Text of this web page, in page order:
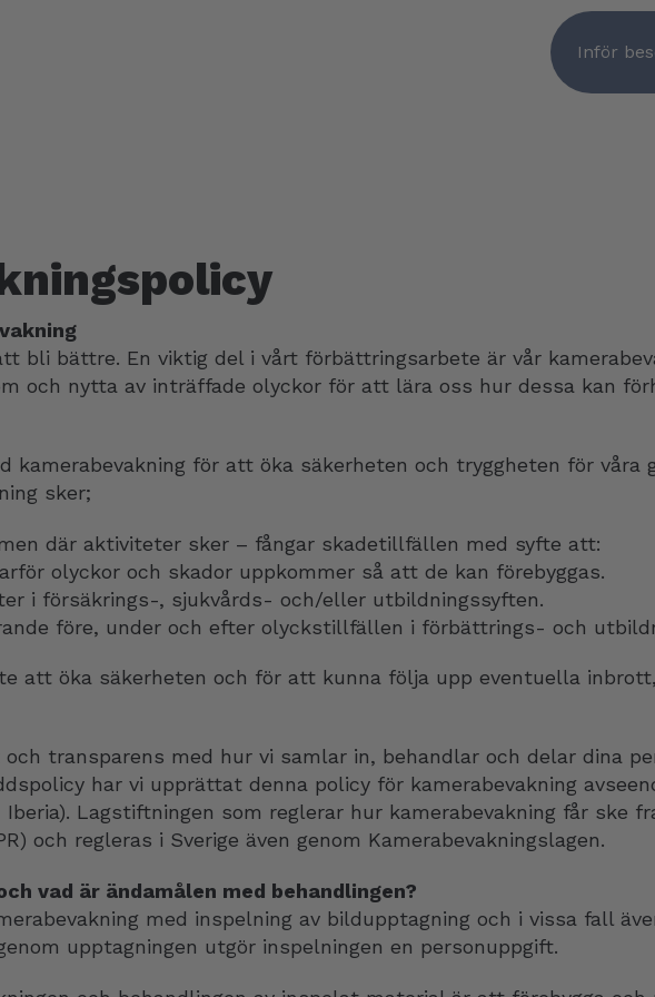
Inför
bli bättre. En viktig del i vårt förbättringsarbete är vår
och nytta av inträffade olyckor för att lära oss hur dessa kan
kamerabevakning för att öka säkerheten och tryggheten för
sker;
där aktiviteter sker – fångar skadetillfällen med syfte att:
olyckor och skador uppkommer så att de kan förebyggas.
i försäkrings-, sjukvårds- och/eller utbildningssyften.
före, under och efter olyckstillfällen i förbättrings- och
att öka säkerheten och för att kunna följa upp eventuella
transparens med hur vi samlar in, behandlar och delar dina
har vi upprättat denna policy för kamerabevakning
Iberia). Lagstiftningen som reglerar hur kamerabevakning får ske
och regleras i Sverige även genom Kamerabevakningslagen.
vad är ändamålen med behandlingen?
med inspelning av bildupptagning och i vissa fall
upptagningen utgör inspelningen en personuppgift.